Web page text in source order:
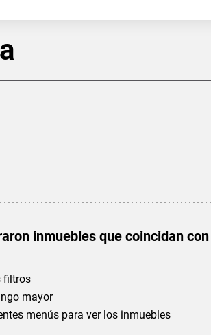
inmuebles que coincidan
filtros
mayor
menús para ver los inmuebles